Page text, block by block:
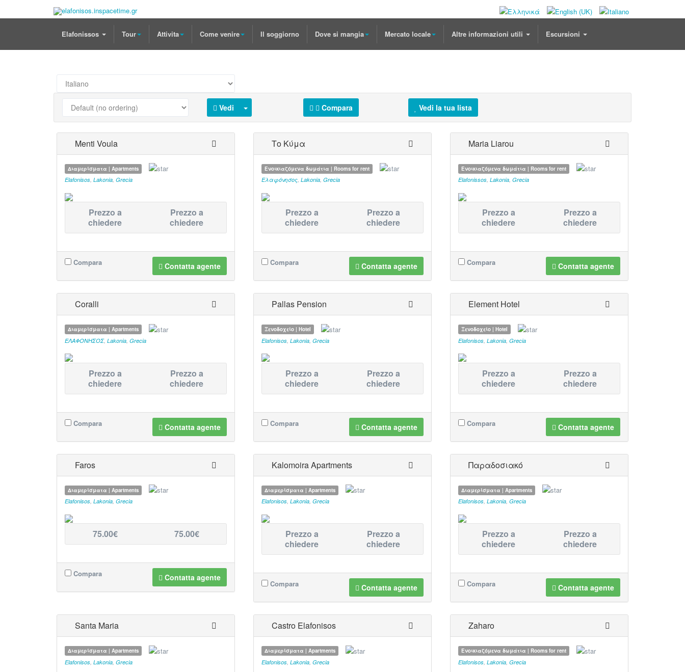
Elafonissos Tour Attivita Come venire Il soggiorno Dove si mangia Mercato locale Altre informazioni utili Escursioni
Vedi Compara Vedi la tua lista
Menti Voula
Διαμερίσματα | Apartments
Elafonisos, Lakonia, Grecia
Prezzo a
chiedere
Prezzo a
chiedere
Contatta agente
Compara
Το Κύμα
Ενοικιαζόμενα δωμάτια | Rooms for rent
Ελαφόνησος, Lakonia, Grecia
Prezzo a
chiedere
Prezzo a
chiedere
Contatta agente
Compara
Maria Liarou
Ενοικιαζόμενα δωμάτια | Rooms for rent
Elafonissos, Lakonia, Grecia
Prezzo a
chiedere
Prezzo a
chiedere
Contatta agente
Compara
Coralli
Διαμερίσματα | Apartments
ΕΛΑΦΟΝΗΣΟΣ, Lakonia Grecia
Prezzo a
chiedere
Prezzo a
chiedere
Contatta agente
Compara
Pallas Pension
Ξενοδοχείο | Hotel
Elafonisos Lakonia Grecia
Prezzo a
chiedere
Prezzo a
chiedere
Contatta agente
Compara
Element Hotel
Ξενοδοχείο | Hotel
Elafonisos Lakonia Grecia
Prezzo a
chiedere
Prezzo a
chiedere
Contatta agente
Compara
Faros
Διαμερίσματα | Apartments
Elafonisos, Lakonia, Grecia
75.00€ 75.00€
Contatta agente
Compara
Kalomoira Apartments
Διαμερίσματα | Apartments
Elafonisos, Lakonia, Grecia
Prezzo a
chiedere
Prezzo a
chiedere
Contatta agente
Compara
Παραδοσιακό
Διαμερίσματα | Apartments
Elafonisos, Lakonia, Grecia
Prezzo a
chiedere
Prezzo a
chiedere
Contatta agente
Compara
Santa Maria
Διαμερίσματα | Apartments
Elafonisos Lakonia Grecia
Castro Elafonisos
Διαμερίσματα | Apartments
Elafonisos Lakonia Grecia
Zaharo
Ενοικιαζόμενα δωμάτια | Rooms for rent
Elafonisos Lakonia Grecia